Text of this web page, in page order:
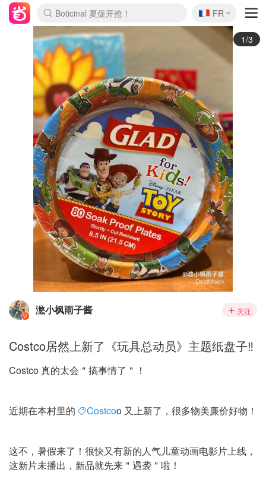
Boticinal 夏促开抢！
4折！lulu周四疯狂上新
还没结束！&OtherStories大促
Joybuy变相75折 随时失效
速领！Stanley独家85折
疑似霸哥！Camper额外叠85折
Zalando 奥莱闪促！每日更新
Moncler反季囤！5折起+叠9折
Coach Brooklyn仅€192
🇫🇷
FR
2/3
滺小枫雨子酱 关注
Costco居然上新了《玩具总动员》主题纸盘子‼️
Costco 真的太会＂搞事情了＂！
近期在本村里的 Costcoo 又上新了，很多物美廉价好物！
这不，暑假来了！很快又有新的人气儿童动画电影片上线，
这新片未播出，新品就先来＂遇袭＂啦！